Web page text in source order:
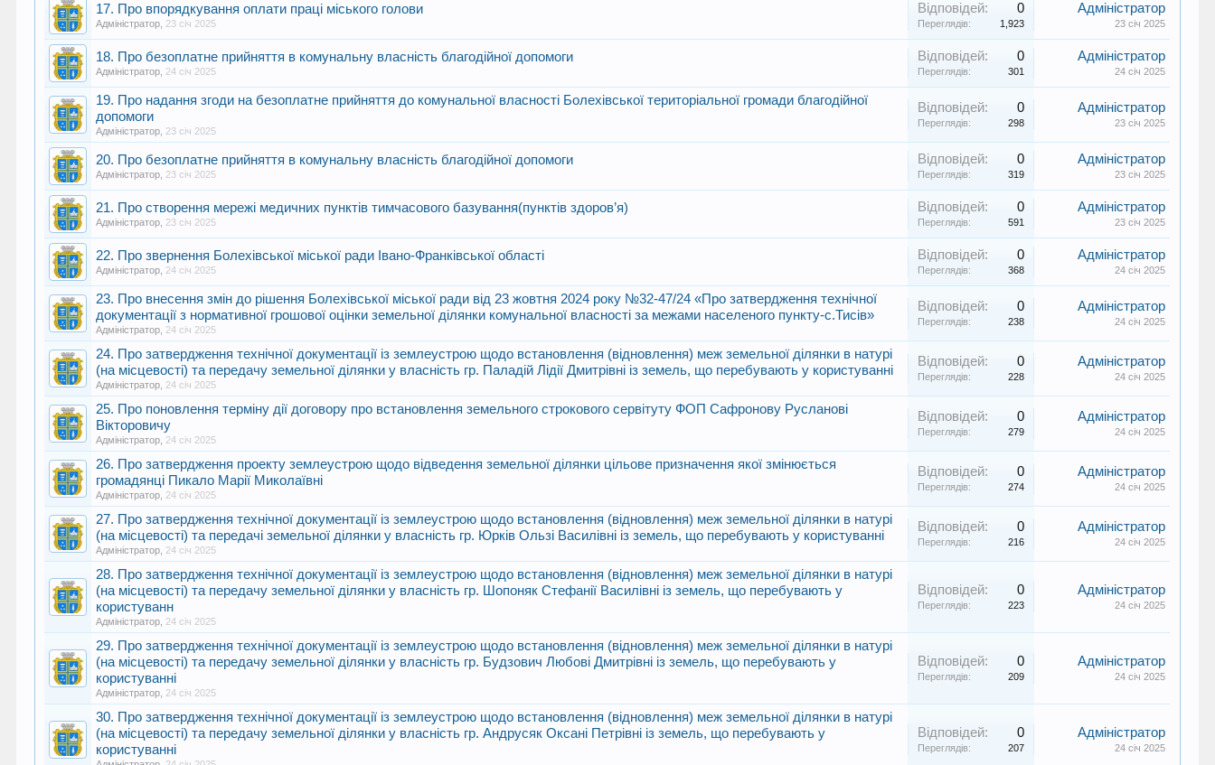
17. Про впорядкування оплати праці міського голови
Адміністратор 23 січ 2025
Відповідей: 0
Переглядів: 1,923
Адміністратор
23 січ 2025
18. Про безоплатне прийняття в комунальну власність благодійної допомоги
Адміністратор 24 січ 2025
Відповідей: 0
Переглядів: 301
Адміністратор
24 січ 2025
19. Про надання згоди на безоплатне прийняття до комунальної власності Болехівської територіальної громади благодійної
допомоги
Адміністратор 23 січ 2025
Відповідей: 0
Переглядів: 298
Адміністратор
23 січ 2025
20. Про безоплатне прийняття в комунальну власність благодійної допомоги
Адміністратор 23 січ 2025
Відповідей: 0
Переглядів: 319
Адміністратор
23 січ 2025
21. Про створення мережі медичних пунктів тимчасового базування(пунктів здоров’я)
Адміністратор 23 січ 2025
Відповідей: 0
Переглядів: 591
Адміністратор
23 січ 2025
22. Про звернення Болехівської міської ради Івано-Франківської області
Адміністратор 24 січ 2025
Відповідей: 0
Переглядів: 368
Адміністратор
24 січ 2025
23. Про внесення змін до рішення Болехівської міської ради від 23 жовтня 2024 року №32-47/24 «Про затвердження технічної
документації з нормативної грошової оцінки земельної ділянки комунальної власності за межами населеного пункту-с.Тисів»
Адміністратор 24 січ 2025
Відповідей: 0
Переглядів: 238
Адміністратор
24 січ 2025
24. Про затвердження технічної документації із землеустрою щодо встановлення (відновлення) меж земельної ділянки в натурі
(на місцевості) та передачу земельної ділянки у власність гр. Паладій Лідії Дмитрівні із земель, що перебувають у користуванні
Адміністратор 24 січ 2025
Відповідей: 0
Переглядів: 228
Адміністратор
24 січ 2025
25. Про поновлення терміну дії договору про встановлення земельного строкового сервітуту ФОП Сафронову Русланові
Вікторовичу
Адміністратор 24 січ 2025
Відповідей: 0
Переглядів: 279
Адміністратор
24 січ 2025
26. Про затвердження проекту землеустрою щодо відведення земельної ділянки цільове призначення якої змінюється
громадянці Пикало Марії Миколаївні
Адміністратор 24 січ 2025
Відповідей: 0
Переглядів: 274
Адміністратор
24 січ 2025
27. Про затвердження технічної документації із землеустрою щодо встановлення (відновлення) меж земельної ділянки в натурі
(на місцевості) та передачі земельної ділянки у власність гр. Юрків Ользі Василівні із земель, що перебувають у користуванні
Адміністратор 24 січ 2025
Відповідей: 0
Переглядів: 216
Адміністратор
24 січ 2025
28. Про затвердження технічної документації із землеустрою щодо встановлення (відновлення) меж земельної ділянки в натурі
(на місцевості) та передачу земельної ділянки у власність гр. Шопоняк Стефанії Василівні із земель, що перебувають у
користуванн
Адміністратор 24 січ 2025
Відповідей: 0
Переглядів: 223
Адміністратор
24 січ 2025
29. Про затвердження технічної документації із землеустрою щодо встановлення (відновлення) меж земельної ділянки в натурі
(на місцевості) та передачу земельної ділянки у власність гр. Будзович Любові Дмитрівні із земель, що перебувають у
користуванні
Адміністратор 24 січ 2025
Відповідей: 0
Переглядів: 209
Адміністратор
24 січ 2025
30. Про затвердження технічної документації із землеустрою щодо встановлення (відновлення) меж земельної ділянки в натурі
(на місцевості) та передачу земельної ділянки у власність гр. Андрусяк Оксані Петрівні із земель, що перебувають у
користуванні
Відповідей: 0
Переглядів: 207
Адміністратор
24 січ 2025